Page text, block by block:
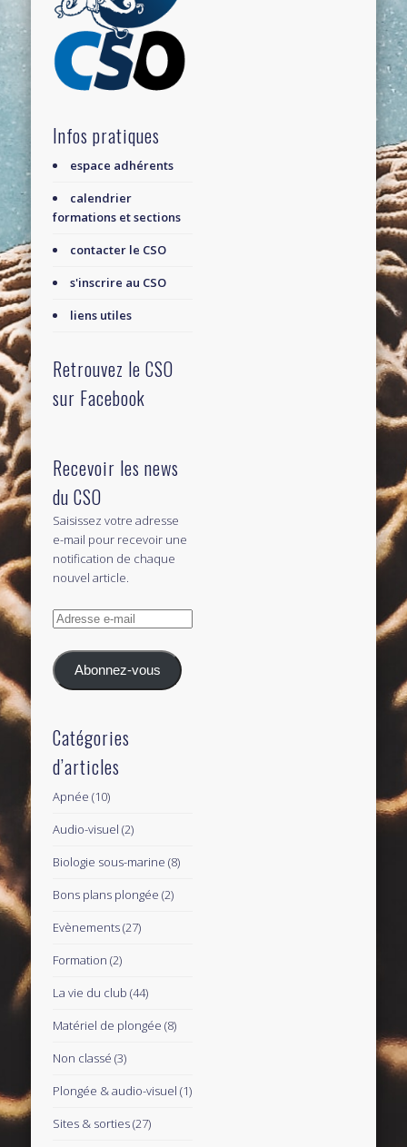
Infos pratiques
espace adhérents
calendrier
formations et sections
contacter le CSO
s'inscrire au CSO
liens utiles
Retrouvez le CSO
sur Facebook
Recevoir les news
du CSO
Saisissez votre adresse
e-mail pour recevoir une
notification de chaque
nouvel article.
Adresse
mail
Abonnez-vous
Catégories
d’articles
Apnée (10)
Audio-visuel (2)
Biologie sous-marine (8)
Bons plans plongée (2)
Evènements(27)
Formation (2)
La vie du club (44)
Matériel de plongée (8)
Non classé (3)
Plongée & audio-visuel (1)
Sites & sorties(27)